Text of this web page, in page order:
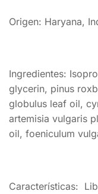
Origen: Haryana,
Ingredientes:
glycerin, pinus
globulus leaf oil,
artemisia vulgaris
oil, foeniculum
Características: